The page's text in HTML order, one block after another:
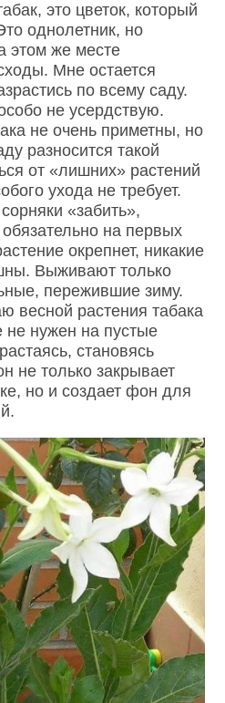
это цветок, который
однолетник, но
этом же месте
Мне остается
по всему саду.
не усердствую.
не очень приметны, но
разносится такой
от «лишних» растений
ухода не требует.
«забить»,
на первых
окрепнет, никакие
Выживают только
пережившие зиму.
весной растения табака
не нужен на пустые
становясь
не только закрывает
но и создает фон для